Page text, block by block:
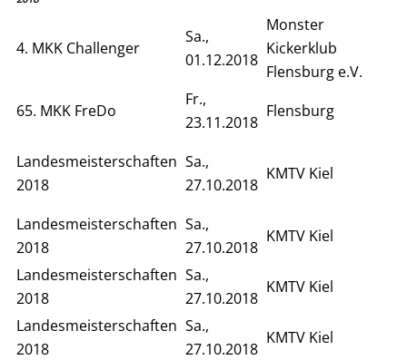
4. MKK Challenger
Sa.,
01.12.2018
Monster
Kickerklub
Flensburg e.V.
65. MKK FreDo
Fr.,
23.11.2018
Flensburg
Landesmeisterschaften
2018
Sa.,
27.10.2018
KMTV Kiel
Landesmeisterschaften
2018
Sa.,
27.10.2018
KMTV Kiel
Landesmeisterschaften
2018
Sa.,
27.10.2018
KMTV Kiel
Landesmeisterschaften
2018
Sa.,
27.10.2018
KMTV Kiel